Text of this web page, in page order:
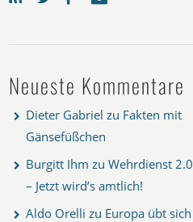
Neueste Kommentare
Dieter Gabriel zu Fakten mit
Gänsefüßchen
Burgitt Ihm zu Wehrdienst 2.0
– Jetzt wird’s amtlich!
Aldo Orelli zu Europa übt sich